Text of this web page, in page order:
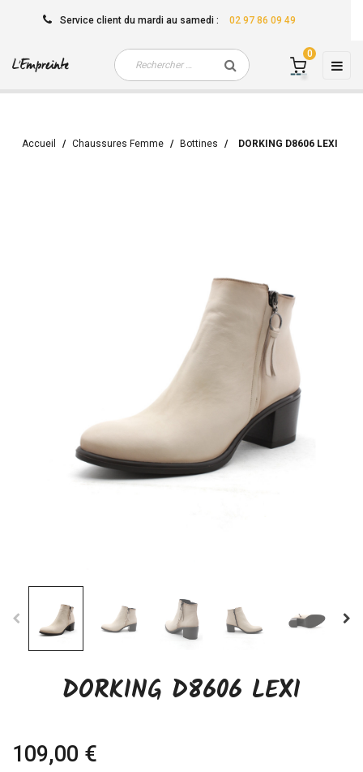
Service client du mardi au samedi : 02 97 86 09 49
☰
0
Accueil Chaussures Femme Bottines DORKING D8606 LEXI
DORKING D8606 LEXI
109,00 €